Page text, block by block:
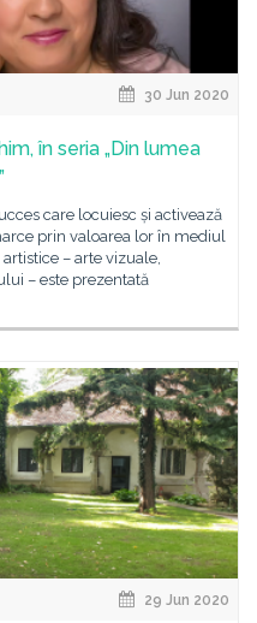
30 Jun 2020
în seria „Din lumea
care locuiesc și activează
prin valoarea lor în mediul
– arte vizuale,
– este prezentată
29 Jun 2020